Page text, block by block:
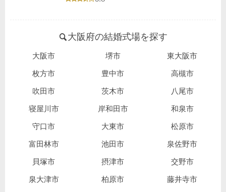
大阪府の結婚式場を探す
大阪市 堺市 東大阪市
枚方市 豊中市 高槻市
吹田市 茨木市 八尾市
寝屋川市 岸和田市 和泉市
守口市 大東市 松原市
富田林市 池田市 泉佐野市
貝塚市 摂津市 交野市
泉大津市 柏原市 藤井寺市